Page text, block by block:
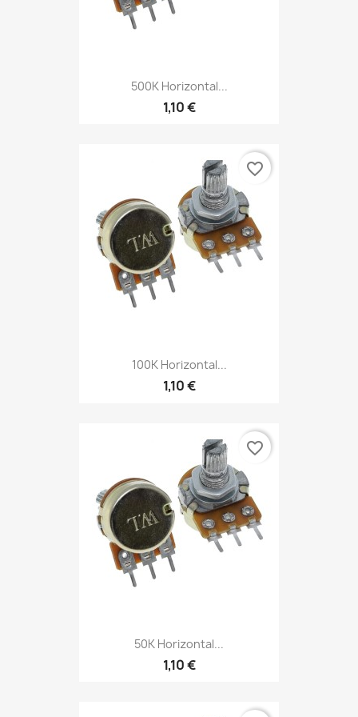
500K Horizontal...
1,10 €
100K Horizontal...
1,10 €
favorite_border
50K Horizontal...
1,10 €
favorite_border